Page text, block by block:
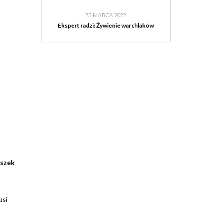
25 MARCA 2022
Ekspert radzi: Żywienie warchlaków